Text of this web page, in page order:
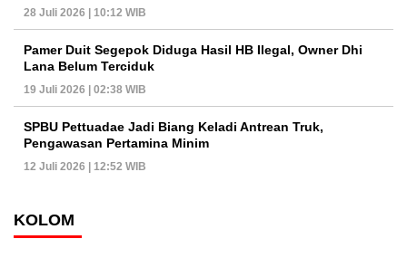
28 Juli 2026 | 10:12 WIB
Pamer Duit Segepok Diduga Hasil HB Ilegal, Owner Dhi
Lana Belum Terciduk
19 Juli 2026 | 02:38 WIB
SPBU Pettuadae Jadi Biang Keladi Antrean Truk,
Pengawasan Pertamina Minim
12 Juli 2026 | 12:52 WIB
KOLOM